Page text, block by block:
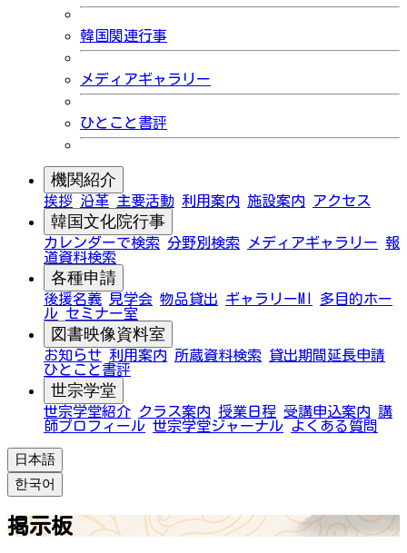
韓国関連行事
メディアギャラリー
ひとこと書評
機関紹介
挨拶 沿革 主要活動 利用案内 施設案内 アクセス
韓国文化院行事
カレンダーで検索 分野別検索 メディアギャラリー 報
道資料検索
各種申請
後援名義 見学会 物品貸出 ギャラリーMI
多目的ホー
ル セミナー室
図書映像資料室
お知らせ 利用案内 所蔵資料検索
貸出期間延長申請
ひとこと書評
世宗学堂
世宗学堂紹介 クラス案内 授業日程 受講申込案内 講
師プロフィール 世宗学堂ジャーナル よくある質問
日本語
한국어
掲示板